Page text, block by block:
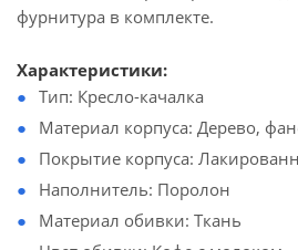
фурнитура в комплекте.
Характеристики:
Тип: Кресло-качалка
Материал корпуса: Дерево,
Покрытие корпуса:
Наполнитель: Поролон
Материал обивки: Ткань